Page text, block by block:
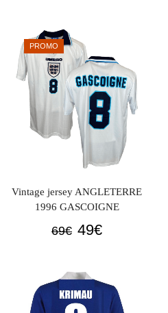
PROMO
Vintage jersey ANGLETERRE
1996 GASCOIGNE
69€ Original
69€.
49€Current
49€.